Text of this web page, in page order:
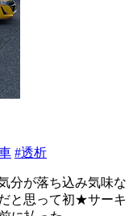
#透析
分が落ち込み気味な
と思って初★サーキ